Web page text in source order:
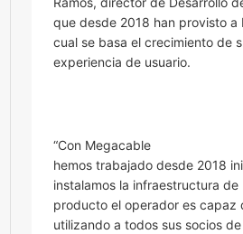
que desde 2018 han provisto
cual se basa el crecimiento de
experiencia de usuario.
“Con Megacable
hemos trabajado desde 2018
instalamos la infraestructura
producto el operador es
utilizando a todos sus socios